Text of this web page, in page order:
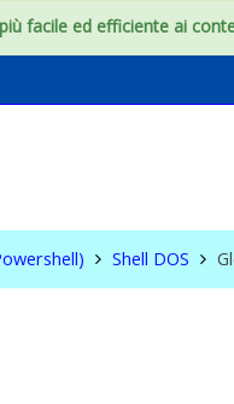
facile ed efficiente ai
Shell DOS